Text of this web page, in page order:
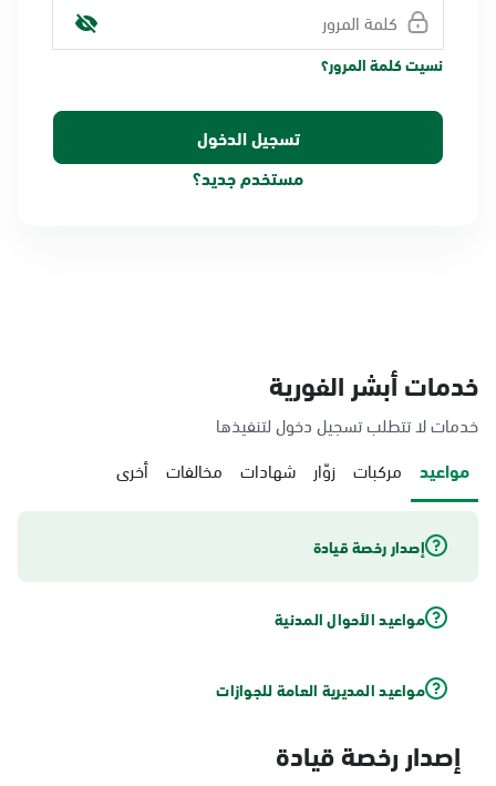
نسيت كلمة المرور؟
مستخدم جديد؟
خدمات أبشر الفورية
خدمات لا تتطلب تسجيل دخول لتنفيذها
مواعيد مركبات زوّار شهادات مخالفات أخرى
إصدار رخصة قيادة
مواعيد الأحوال المدنية
مواعيد المديرية العامة للجوازات
إصدار رخصة قيادة